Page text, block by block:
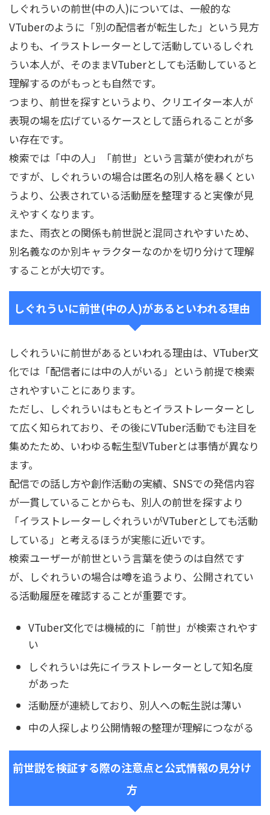
しぐれういの前世(中の人)については、一般的な
VTuberのように「別の配信者が転生した」という見方
よりも、イラストレーターとして活動しているしぐれ
うい本人が、そのままVTuberとしても活動していると
理解するのがもっとも自然です。
つまり、前世を探すというより、クリエイター本人が
表現の場を広げているケースとして語られることが多
い存在です。
検索では「中の人」「前世」という言葉が使われがち
ですが、しぐれういの場合は匿名の別人格を暴くとい
うより、公表されている活動歴を整理すると実像が見
えやすくなります。
また、雨衣との関係も前世説と混同されやすいため、
別名義なのか別キャラクターなのかを切り分けて理解
することが大切です。
しぐれういに前世(中の人)があるといわれる理由
しぐれういに前世があるといわれる理由は、VTuber文
化では「配信者には中の人がいる」という前提で検索
されやすいことにあります。
ただし、しぐれういはもともとイラストレーターとし
て広く知られており、その後にVTuber活動でも注目を
集めたため、いわゆる転生型VTuberとは事情が異なり
ます。
配信での話し方や創作活動の実績、SNSでの発信内容
が一貫していることからも、別人の前世を探すより
「イラストレーターしぐれういがVTuberとしても活動
している」と考えるほうが実態に近いです。
検索ユーザーが前世という言葉を使うのは自然です
が、しぐれういの場合は噂を追うより、公開されてい
る活動履歴を確認することが重要です。
VTuber文化では機械的に「前世」が検索されやす
い
しぐれういは先にイラストレーターとして知名度
があった
活動歴が連続しており、別人への転生説は薄い
中の人探しより公開情報の整理が理解につながる
前世説を検証する際の注意点と公式情報の見分け
方